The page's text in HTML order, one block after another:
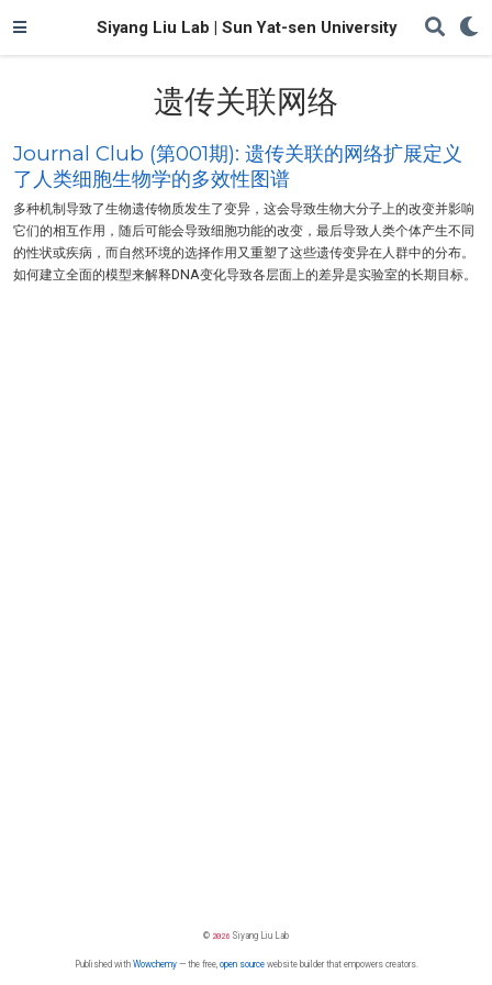
Siyang Liu Lab | Sun Yat-sen University
遗传关联网络
Journal Club (第001期): 遗传关联的网络扩展定义
了人类细胞生物学的多效性图谱
多种机制导致了生物遗传物质发生了变异，这会导致生物大分子上的改变并影响
它们的相互作用，随后可能会导致细胞功能的改变，最后导致人类个体产生不同
的性状或疾病，而自然环境的选择作用又重塑了这些遗传变异在人群中的分布。
如何建立全面的模型来解释DNA变化导致各层面上的差异是实验室的长期目标。
© 2026 Siyang Liu Lab
Published with Wowchemy— the free, open sourcewebsite builder that empowers creators.